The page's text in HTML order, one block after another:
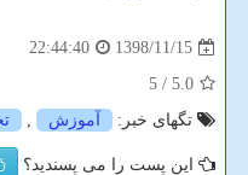
1398/11/15
22:44:40
5.0
/ 5
تگهای خبر:
آموزش ,
این پست را می پسندید؟